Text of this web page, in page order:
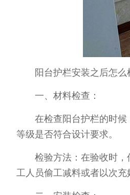
阳台护栏安装之后怎么
一、材料检查：
在检查阳台护栏的时候，
等级是否符合设计要求。
检验方法：在验收时，仔
工人员偷工减料或者以次充